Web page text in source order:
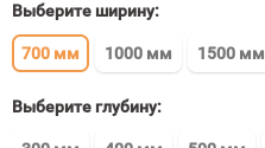
Выберите ширину:
700 мм 1000 мм 1500 мм
Выберите глубину: